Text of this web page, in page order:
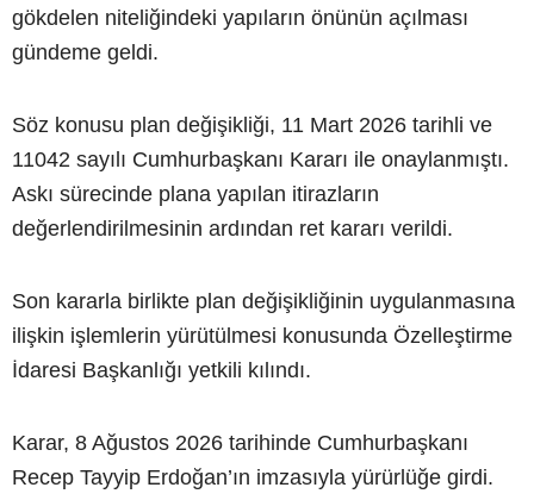
gökdelen niteliğindeki yapıların önünün açılması
gündeme geldi.
Söz konusu plan değişikliği, 11 Mart 2026 tarihli ve
11042 sayılı Cumhurbaşkanı Kararı ile onaylanmıştı.
Askı sürecinde plana yapılan itirazların
değerlendirilmesinin ardından ret kararı verildi.
Son kararla birlikte plan değişikliğinin uygulanmasına
ilişkin işlemlerin yürütülmesi konusunda Özelleştirme
İdaresi Başkanlığı yetkili kılındı.
Karar, 8 Ağustos 2026 tarihinde Cumhurbaşkanı
Recep Tayyip Erdoğan’ın imzasıyla yürürlüğe girdi.